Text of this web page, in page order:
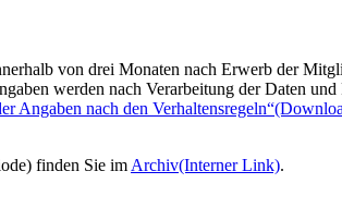
von drei Monaten nach Erwerb der
werden nach Verarbeitung der Daten
Angaben nach den Verhaltensregeln“
finden Sie im Archiv(Interner Link).